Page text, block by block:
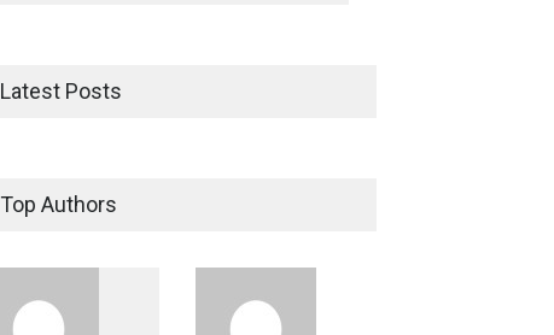
Latest Posts
Top Authors